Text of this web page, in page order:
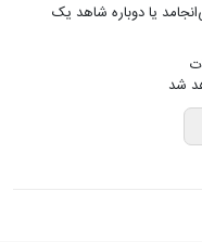
یا دوباره شاهد یک
شد